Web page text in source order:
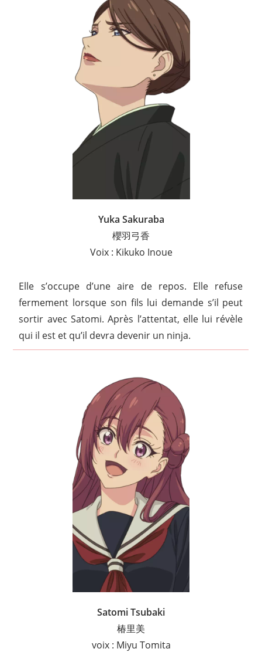
Yuka Sakuraba
櫻羽弓香
Voix : Kikuko Inoue
Elle s’occupe d’une aire de repos. Elle refuse
fermement lorsque son fils lui demande s’il peut
sortir avec Satomi. Après l’attentat, elle lui révèle
qui il est et qu’il devra devenir un ninja.
Satomi Tsubaki
椿里美
voix : Miyu Tomita